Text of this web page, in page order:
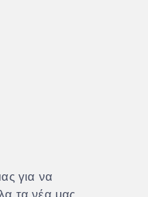
για να
τα νέα μας